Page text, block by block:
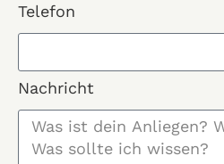
Telefon
Nachricht